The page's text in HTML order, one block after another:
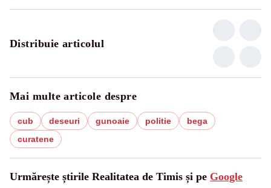
Distribuie articolul
Mai multe articole despre
cub deseuri gunoaie politie
bega
curatene
Urmărește știrile Realitatea de Timis și pe Google